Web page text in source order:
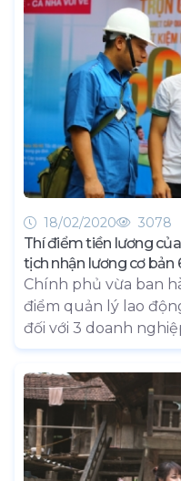
Internet, tiệm cà
18/02/2020 3078
Thí điểm tiền lương
tịch nhận lương cơ
Chính phủ vừa ban
điểm quản lý lao
đối với 3 doanh
Airlines và VATM có
/2020.